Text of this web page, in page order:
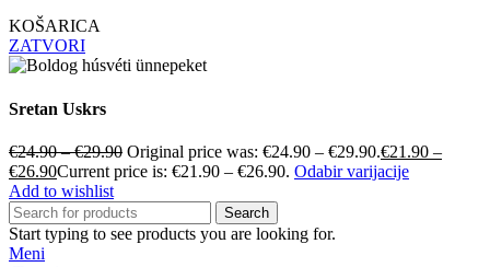
KOŠARICA
ZATVORI
Sretan Uskrs
€24.90–€29.90 Original price was: €24.90 – €29.90.€21.90 –
€26.90Current price is: €21.90 – €26.90. Odabir varijacije
Add to wishlist
Search
Start typing to see products you are looking for.
Meni